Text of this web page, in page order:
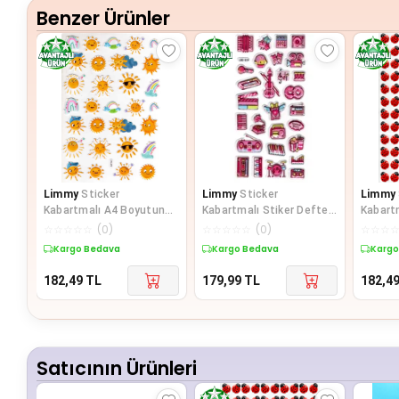
Benzer Ürünler
Limmy Sticker
Kabartmalı A4 Boyutunda
Stiker Defter, Planlayıcı
Etiket-
(0)
Kargo Bedava
182,49 TL
Limmy Sticker
Kabartmalı Stiker Defter
Planlayıcı Etiket
(Lde019)-19x9c
(0)
Kargo Bedava
179,99 TL
Limmy
Stiker
etiket
182,49
Satıcının Ürünleri